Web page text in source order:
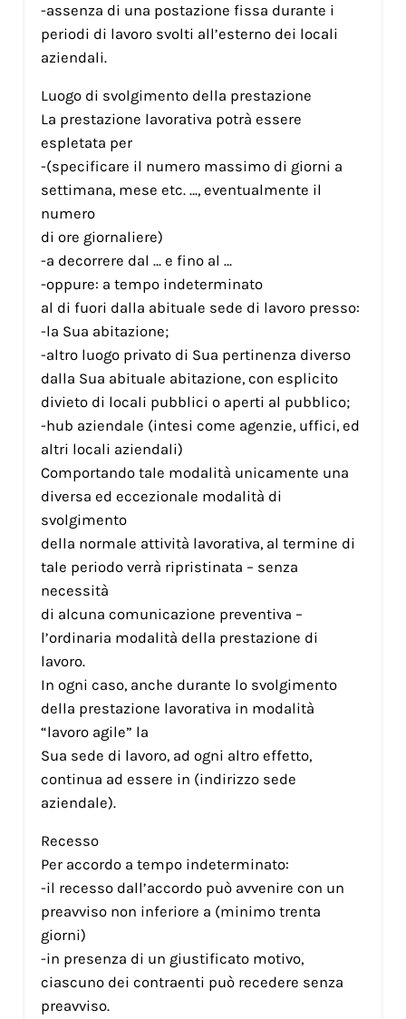
-assenza di una postazione fissa durante i
periodi di lavoro svolti all’esterno dei locali
aziendali.
Luogo di svolgimento della prestazione
La prestazione lavorativa potrà essere
espletata per
-(specificare il numero massimo di giorni a
settimana, mese etc. …, eventualmente il
numero
di ore giornaliere)
-a decorrere dal … e fino al …
-oppure: a tempo indeterminato
al di fuori dalla abituale sede di lavoro presso:
-la Sua abitazione;
-altro luogo privato di Sua pertinenza diverso
dalla Sua abituale abitazione, con esplicito
divieto di locali pubblici o aperti al pubblico;
-hub aziendale (intesi come agenzie, uffici, ed
altri locali aziendali)
Comportando tale modalità unicamente una
diversa ed eccezionale modalità di
svolgimento
della normale attività lavorativa, al termine di
tale periodo verrà ripristinata – senza
necessità
di alcuna comunicazione preventiva –
l’ordinaria modalità della prestazione di
lavoro.
In ogni caso, anche durante lo svolgimento
della prestazione lavorativa in modalità
“lavoro agile” la
Sua sede di lavoro, ad ogni altro effetto,
continua ad essere in (indirizzo sede
aziendale).
Recesso
Per accordo a tempo indeterminato:
-il recesso dall’accordo può avvenire con un
preavviso non inferiore a (minimo trenta
giorni)
-in presenza di un giustificato motivo,
ciascuno dei contraenti può recedere senza
preavviso.